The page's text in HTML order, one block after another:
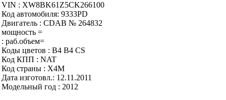
VIN : XW8BK61Z5CK266100
Код автомобиля: 9333PD
Двигатель : CDAB № 264832
мощность =
: раб.объем=
Коды цветов : B4 B4 CS
Код КПП : NAT
Код страны : X4M
Дата изготовл.: 12.11.2011
Модельный год : 2012